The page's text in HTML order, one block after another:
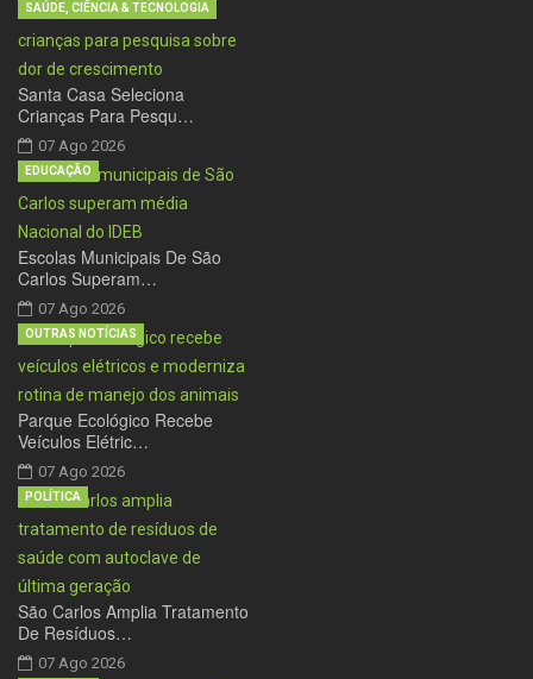
Santa Casa Seleciona
Crianças Para Pesqu…
07 Ago 2026
SAÚDE, CIÊNCIA & TECNOLOGIA
Escolas Municipais De São
Carlos Superam…
07 Ago 2026
EDUCAÇÃO
Parque Ecológico Recebe
Veículos Elétric…
07 Ago 2026
OUTRAS NOTÍCIAS
São Carlos Amplia Tratamento
De Resíduos…
07 Ago 2026
POLÍTICA